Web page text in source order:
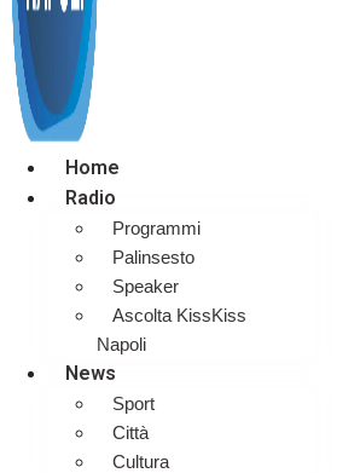
Home
Radio
Programmi
Palinsesto
Speaker
Ascolta KissKiss
Napoli
News
Sport
Città
Cultura